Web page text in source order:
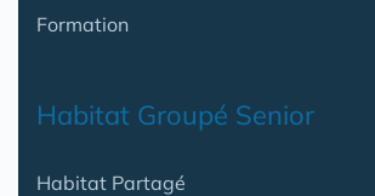
Formation
Habitat Groupé Senior
Habitat Partagé